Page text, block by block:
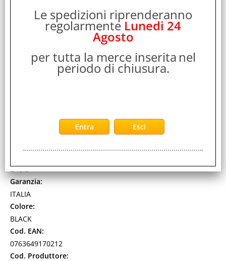
THUNDERBOLT 3 USB 3.2 Gen 2 NERO
LACIE
Garanzia:
ITALIA
Colore:
BLACK
Cod. EAN:
0763649170212
Cod. Produttore:
Le spedizioni riprenderanno
regolarmente Lunedi 24
Agosto
per tutta la merce inserita nel
periodo di chiusura.